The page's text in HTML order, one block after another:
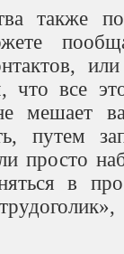
также
что все
мешает
путем
просто
в